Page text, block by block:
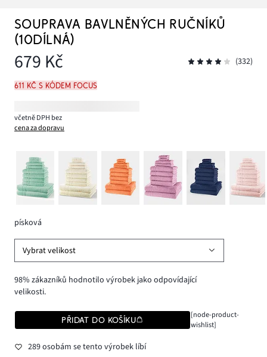
SOUPRAVA BAVLNĚNÝCH RUČNÍKŮ
(10DÍLNÁ)
679 Kč (332)
611 Kč s kódem FOCUS
včetně DPH bez
cena za dopravu
písková
Vybrat velikost
98% zákazníků hodnotilo výrobek jako odpovídající
velikosti.
PŘIDAT DO KOŠÍKU
[node-product-
wishlist]
289 osobám se tento výrobek líbí